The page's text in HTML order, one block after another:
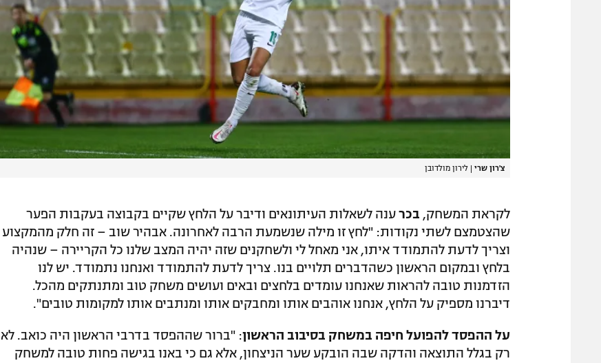
צ'רון שרי לירון מולדובן
לקראת המשחק, בכר ענה לשאלות העיתונאים ודיבר על הלחץ שקיים בקבוצה בעקבות הפער
שהצטמצם לשתי נקודות: "לחץ זו מילה שנשמעת הרבה לאחרונה. אבהיר שוב – זה חלק מהמקצוע
וצריך לדעת להתמודד איתו, אני מאחל לי ולשחקנים שזה יהיה המצב שלנו כל הקריירה – שנהיה
בלחץ ובמקום הראשון כשהדברים תלויים בנו. צריך לדעת להתמודד ואנחנו נתמודד. יש לנו
הזדמנות טובה להראות שאנחנו עומדים בלחצים ובאים ועושים משחק טוב ומתנתקים מהכל.
דיברנו מספיק על הלחץ, אנחנו אוהבים אותו ומחבקים אותו ומנתבים אותו למקומות טובים".
על ההפסד להפועל חיפה במשחק בסיבוב הראשון: "ברור שההפסד בדרבי הראשון היה כואב. לא
רק בגלל התוצאה והדקה שבה הובקע שער הניצחון, אלא גם כי באנו בגישה פחות טובה למשחק